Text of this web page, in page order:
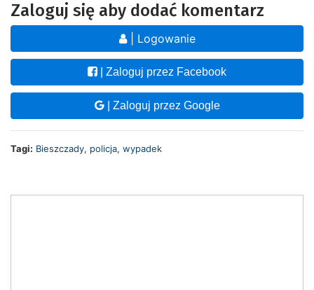
Zaloguj się aby dodać komentarz
| Logowanie
| Zaloguj przez Facebook
| Zaloguj przez Google
Tagi: Bieszczady, policja, wypadek